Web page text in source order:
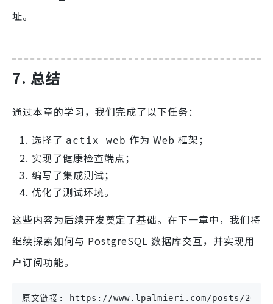
址。
7. 总结
通过本章的学习，我们完成了以下任务：
选择了 actix-web 作为 Web 框架；
实现了健康检查端点；
编写了集成测试；
优化了测试环境。
这些内容为后续开发奠定了基础。在下一章中，我们将
继续探索如何与 PostgreSQL 数据库交互，并实现用
户订阅功能。
原文链接: https://www.lpalmieri.com/posts/